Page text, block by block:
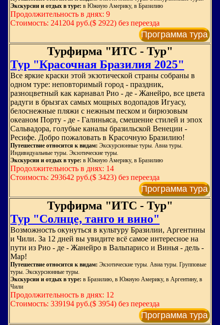
Экскурсии и отдых в туре: в Южную Америку, в Бразилию
Продолжительность в днях: 9
Стоимость: 241204 руб.($ 2922) без переезда
Программа тура
Турфирма "ИТС - Тур"
Тур "Красочная Бразилия 2025"
Все яркие краски этой экзотической страны собраны в
одном туре: неповторимый город - праздник,
разноцветный как карнавал Рио - де - Жанейро, все цвета
радуги в брызгах самых мощных водопадов Игуасу,
белоснежные пляжи с нежным песком и бирюзовым
океаном Порту - де - Галиньяса, смешение стилей и эпох
Сальвадора, голубые каналы бразильской Венеции -
Ресифе. Добро пожаловать в Красочную Бразилию!
Путешествие относится к видам: Экскурсионные туры. Авиа туры.
Индивидуальные туры. Экзотические туры.
Экскурсии и отдых в туре: в Южную Америку, в Бразилию
Продолжительность в днях: 14
Стоимость: 293642 руб.($ 3423) без переезда
Программа тура
Турфирма "ИТС - Тур"
Тур "Солнце, танго и вино"
Возможность окунуться в культуру Бразилии, Аргентины
и Чили. За 12 дней вы увидите всё самое интересное на
пути из Рио - де - Жанейро в Вальпарисо и Винья - дель -
Мар!
Путешествие относится к видам: Экзотические туры. Авиа туры. Групповые
туры. Экскурсионные туры.
Экскурсии и отдых в туре: в Бразилию, в Южную Америку, в Аргентину, в
Чили
Продолжительность в днях: 12
Стоимость: 339194 руб.($ 3954) без переезда
Программа тура